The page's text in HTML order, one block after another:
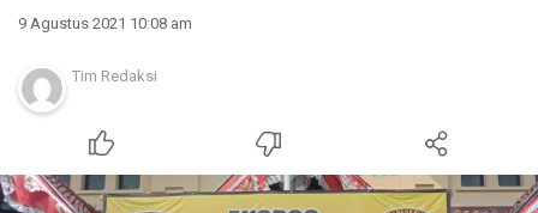
9 Agustus 2021 10:08 am
Tim Redaksi